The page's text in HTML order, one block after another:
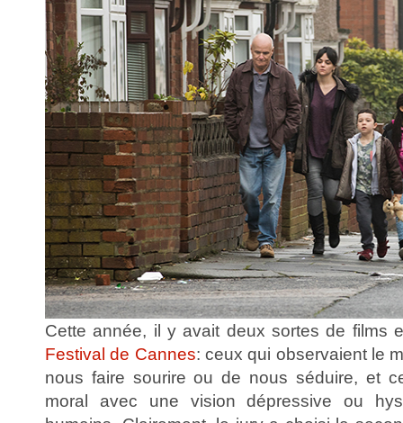
Cette année, il y avait deux sortes de films
Festival de Cannes: ceux qui observaient le
nous faire sourire ou de nous séduire, et
moral avec une vision dépressive ou